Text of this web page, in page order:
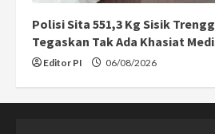
Polisi Sita 551,3 Kg Sisik
Tegaskan Tak Ada Khasiat
Editor PI 06/08/2026